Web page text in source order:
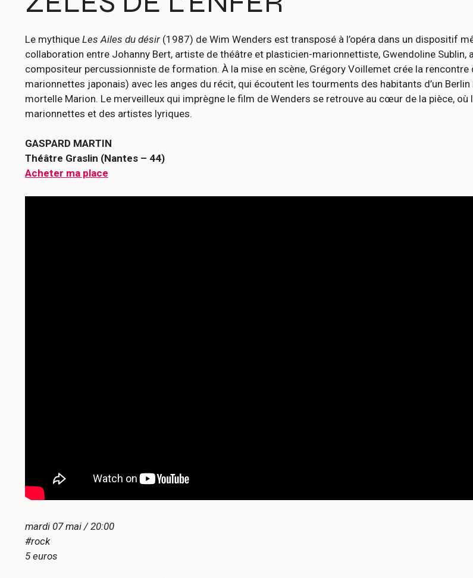
Le mythique Les Ailes du désir (1987) de Wim Wenders est transposé à l’opéra dans un dispositif
collaboration entre Johanny Bert, artiste de théâtre et plasticien-marionnettiste, Gwendoline Sublin,
compositeur percussionniste de formation. À la mise en scène, Grégory Voillemet crée la
marionnettes japonais) avec les anges du récit, qui écoutent les tourments des habitants d’un Berlin
mortelle Marion. Le merveilleux qui imprègne le film de Wenders se retrouve au cœur de la pièce,
marionnettes et des artistes lyriques.
GASPARD MARTIN
Théâtre Graslin (Nantes – 44)
Acheter ma place
mardi 07 mai / 20:00
#rock
5 euros